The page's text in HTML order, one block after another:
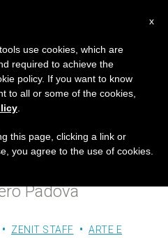
Fede che
Wolf
Padova
ZENIT STAFF
ARTE E
x
use cookies, which are
required to achieve the
policy. If you want to know
to all or some of the cookies,
this page, clicking a link or
you agree to the use of cookies.